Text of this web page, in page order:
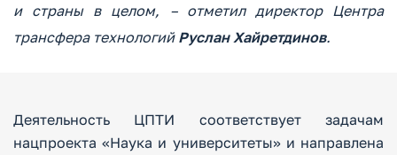
и страны в целом, – отметил директор Центра
трансфера технологий Руслан Хайретдинов.
Деятельность ЦПТИ соответствует задачам
нацпроекта «Наука и университеты» и направлена